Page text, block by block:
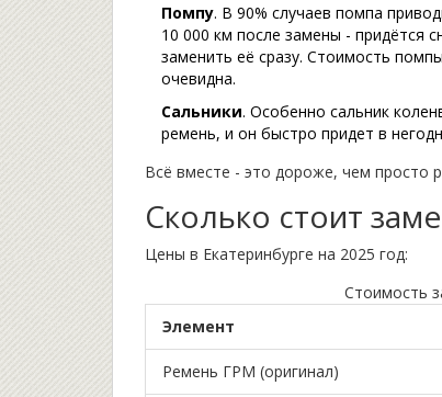
Помпу. В 90% случаев помпа
10 000 км после замены - придётся
заменить её сразу. Стоимость
очевидна.
Сальники. Особенно сальник
ремень, и он быстро придет в
Всё вместе - это дороже, чем просто
Сколько стоит
Цены в Екатеринбурге на 2025 год:
Стоимость
Элемент
Ремень ГРМ (оригинал)